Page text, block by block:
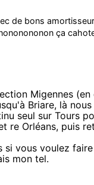
de bons
ça
Migennes
Briare, là
seul sur Tours
re Orléans, puis
vous voulez
mon tel.